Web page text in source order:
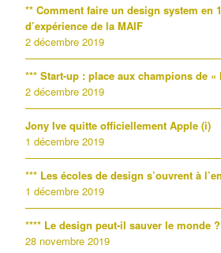
** Comment faire un design system en
d’expérience de la MAIF
2 décembre 2019
*** Start-up : place aux champions de «
2 décembre 2019
Jony Ive quitte officiellement Apple (i)
1 décembre 2019
*** Les écoles de design s’ouvrent à
1 décembre 2019
**** Le design peut-il sauver le monde ?
28 novembre 2019